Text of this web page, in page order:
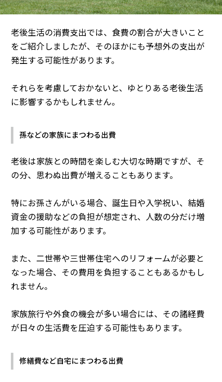
老後生活の消費支出では、食費の割合が大きいこと
をご紹介しましたが、そのほかにも予想外の支出が
発生する可能性があります。
それらを考慮しておかないと、ゆとりある老後生活
に影響するかもしれません。
孫などの家族にまつわる出費
老後は家族との時間を楽しむ大切な時期ですが、そ
の分、思わぬ出費が増えることもあります。
特にお孫さんがいる場合、誕生日や入学祝い、結婚
資金の援助などの負担が想定され、人数の分だけ増
加する可能性があります。
また、二世帯や三世帯住宅へのリフォームが必要と
なった場合、その費用を負担することもあるかもし
れません。
家族旅行や外食の機会が多い場合には、その諸経費
が日々の生活費を圧迫する可能性もあります。
修繕費など自宅にまつわる出費